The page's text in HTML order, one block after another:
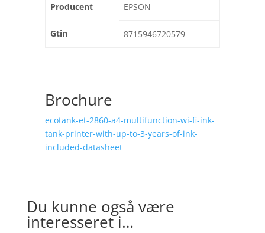
Producent EPSON
Gtin 8715946720579
Brochure
ecotank-et-2860-a4-multifunction-wi-fi-ink-
tank-printer-with-up-to-3-years-of-ink-
included-datasheet
Du kunne også være
interesseret i…